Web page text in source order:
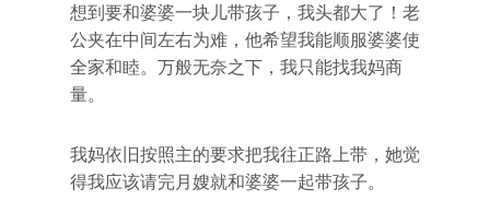
想到要和婆婆一块儿带孩子，我头都大了！老
公夹在中间左右为难，他希望我能顺服婆婆使
全家和睦。万般无奈之下，我只能找我妈商
量。
我妈依旧按照主的要求把我往正路上带，她觉
得我应该请完月嫂就和婆婆一起带孩子。